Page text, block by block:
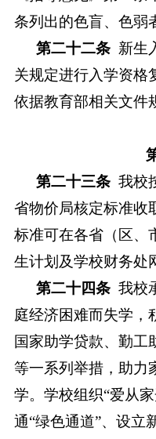
条列出的色盲、色弱
第二十二条 新生
关规定进行入学资格
依据教育部相关文件
第二十三条 我校
省物价局核定标准收
标准可在各省（区、
生计划及学校财务处
第二十四条 我校
庭经济困难而失学，
国家助学贷款、勤工
等一系列举措，助力
学。学校组织“爱从
通“绿色通道”、设立